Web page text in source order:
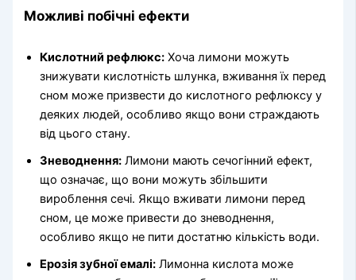
Можливі побічні ефекти
Кислотний рефлюкс: Хоча лимони можуть
знижувати кислотність шлунка, вживання їх перед
сном може призвести до кислотного рефлюксу у
деяких людей, особливо якщо вони страждають
від цього стану.
Зневоднення: Лимони мають сечогінний ефект,
що означає, що вони можуть збільшити
вироблення сечі. Якщо вживати лимони перед
сном, це може привести до зневоднення,
особливо якщо не пити достатню кількість води.
Ерозія зубної емалі: Лимонна кислота може